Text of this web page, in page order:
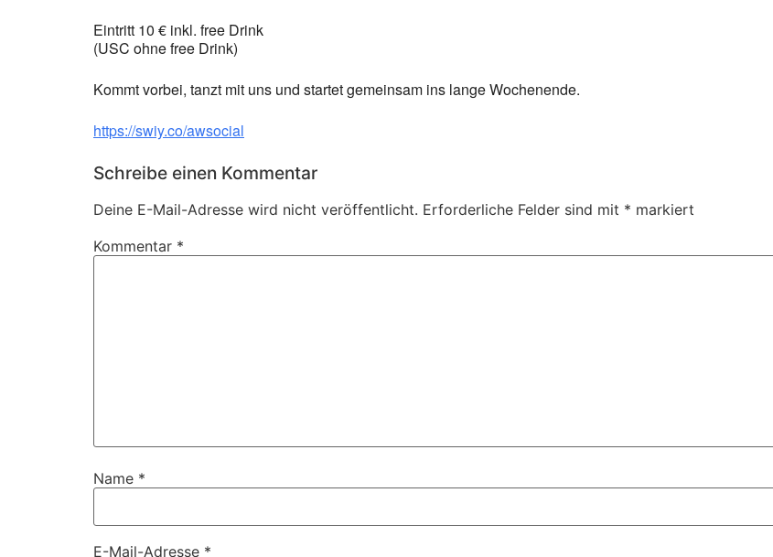
Eintritt 10 € inkl. free Drink
(USC ohne free Drink)
Kommt vorbei, tanzt mit uns und startet gemeinsam ins lange Wochenende.
https://swiy.co/awsocial
Schreibe einen Kommentar
Deine E-Mail-Adresse wird nicht veröffentlicht. Erforderliche Felder sind mit * markiert
Kommentar *
Name *
E-Mail-Adresse *